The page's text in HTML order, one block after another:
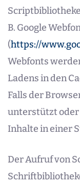
B. Google
(https://
Webfonts
Ladens in den
Falls der
unterstützt
Inhalte in einer
Der Aufruf von